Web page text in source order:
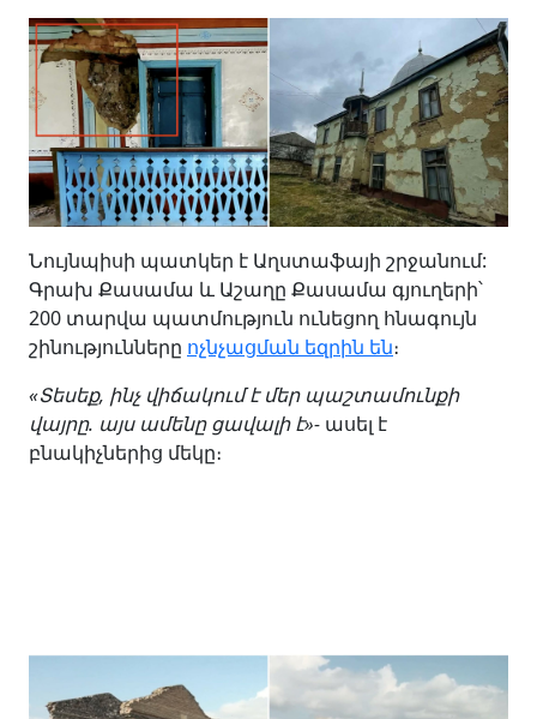
Նույնպիսի պատկեր է Աղստաֆայի շրջանում:
Գրախ Քասամա և Աշաղը Քասամա գյուղերի՝
200 տարվա պատմություն ունեցող հնագույն
շինությունները ոչնչացման եզրին են։
«Տեսեք, ինչ վիճակում է մեր պաշտամունքի
վայրը. այս ամենը ցավալի է»- ասել է
բնակիչներից մեկը։